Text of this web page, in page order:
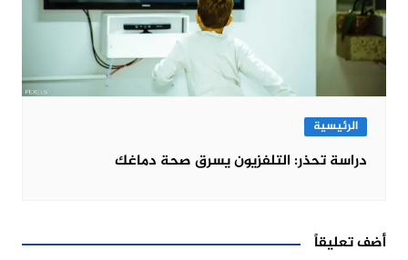
الرئيسية
دراسة تحذر: التلفزيون يسرق صحة دماغك
أضف تعليقاً